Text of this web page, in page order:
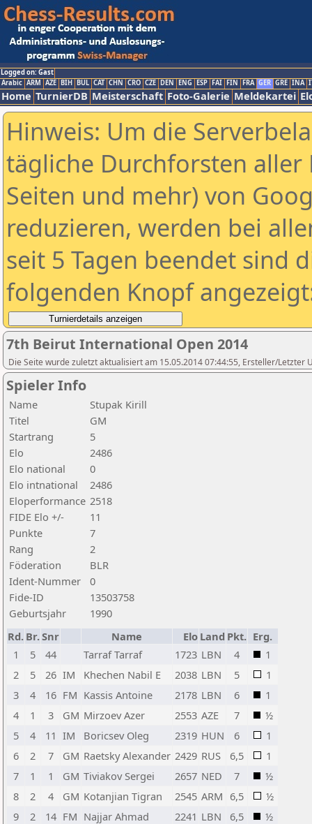
Logged on: Gast
Arabic ARM AZE BIH BUL CAT CHN CRO CZE DEN ENG ESP FAI FIN FRA GER GRE INA
Home TurnierDB Meisterschaft Foto-Galerie Meldekartei
Hinweis: Um die
tägliche Durchforsten aller
Seiten und mehr) von
reduzieren, werden bei
seit 5 Tagen beendet sind
folgenden Knopf
7th Beirut International Open 2014
Die Seite wurde zuletzt aktualisiert am 15.05.2014 07:44:55, Ersteller/Letzter
Spieler Info
Name
Stupak Kirill
Titel
GM
Startrang
5
Elo
2486
Elo national
0
Elo intnational
2486
Eloperformance 2518
FIDE Elo +/-
11
Punkte
7
Rang
2
Föderation
BLR
Ident-Nummer
0
Fide-ID
13503758
Geburtsjahr
1990
Rd. Br.Snr Name Elo Land Pkt. Erg.
1
5 44 Tarraf Tarraf 1723 LBN 4
1
2
5 26 IM Khechen Nabil E 2038 LBN 5
1
3
4 16 FM Kassis Antoine 2178 LBN 6
1
4
1 3 GM Mirzoev Azer 2553 AZE 7
½
5
4 11 IM Boricsev Oleg 2319 HUN 6
1
6
2 7 GM Raetsky Alexander 2429 RUS 6,5
1
7
1 1 GM Tiviakov Sergei 2657 NED 7
½
8
2 4 GM Kotanjian Tigran 2545 ARM 6,5
½
9
2 14 FM Najjar Ahmad 2241 LBN 6,5
½